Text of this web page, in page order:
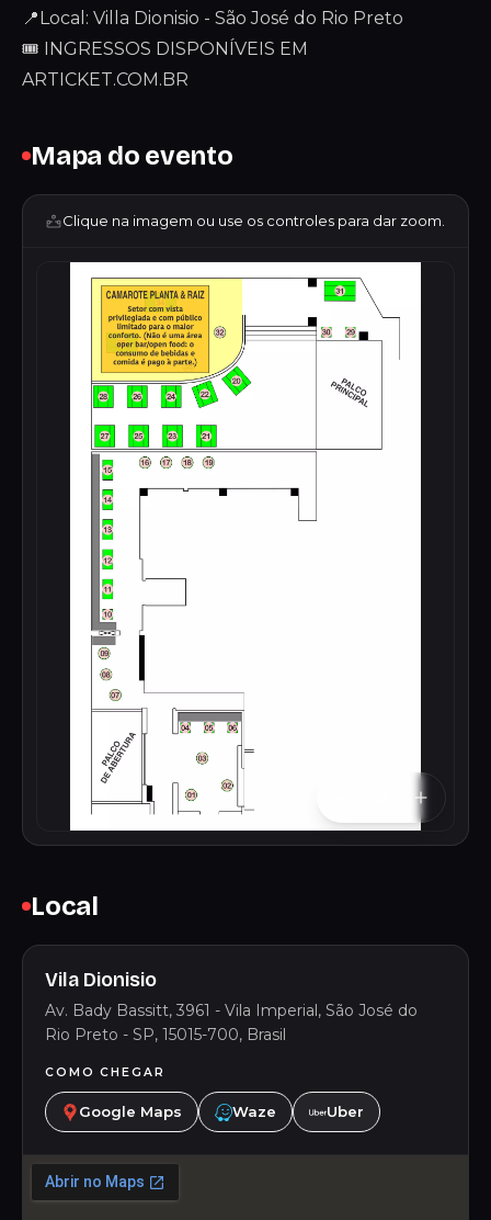
📍Local: Villa Dionisio - São José do Rio Preto
🎟 INGRESSOS DISPONÍVEIS EM
ARTICKET.COM.BR
Mapa do evento
Clique na imagem ou use os controles para dar zoom.
Local
Vila Dionisio
Av. Bady Bassitt, 3961 - Vila Imperial, São José do
Rio Preto - SP, 15015-700, Brasil
COMO CHEGAR
Google Maps Waze Uber